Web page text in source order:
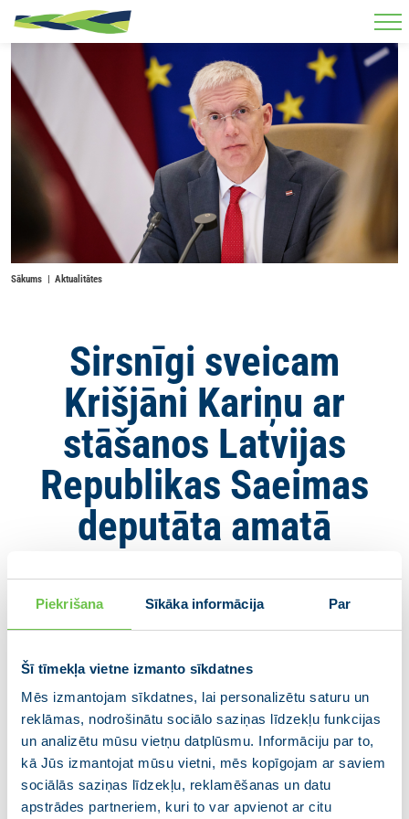
Piekrišana Sīkāka informācija Par
Šī tīmekļa vietne izmanto sīkdatnes
Mēs izmantojam sīkdatnes, lai personalizētu saturu un
reklāmas, nodrošinātu sociālo saziņas līdzekļu funkcijas
un analizētu mūsu vietņu datplūsmu. Informāciju par to,
kā Jūs izmantojat mūsu vietni, mēs kopīgojam ar saviem
sociālās saziņas līdzekļu, reklamēšanas un datu
apstrādes partneriem, kuri to var apvienot ar citu
Skip to main content
Sākums Aktualitātes
Sirsnīgi sveicam
Krišjāni Kariņu ar
stāšanos Latvijas
Republikas Saeimas
deputāta amatā
Ministru prezidenta amata pienākumus, viņš vadīja
vairāku smagu krīžu pārvarēšanu un panāca Latvijas
starptautiskās lomas pieaugumu. Savukārt ārlietu
ministra amatā K. Kariņš izcili pārstāvēja Latvijas
intereses, pārliecinot citu valstu līderus par to, kas
svarīgs Latvijai.